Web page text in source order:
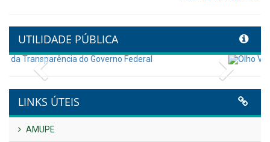
Controladoria fortalece
transformação digital com
alinhamento estratégico do
Conecta+ Tamandaré.
NOTA DE PESAR E LUTO OFICIAL